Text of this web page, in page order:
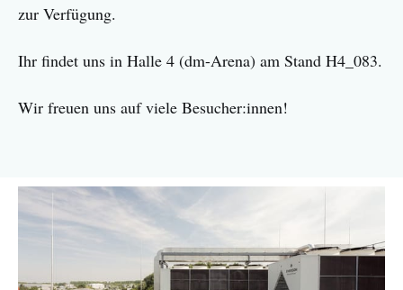
zur Verfügung.
Ihr findet uns in Halle 4 (dm-Arena) am Stand H4_083.
Wir freuen uns auf viele Besucher:innen!